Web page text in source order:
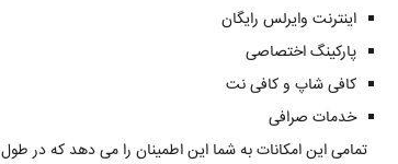
اینترنت وایرلس رایگان
پارکینگ اختصاصی
کافی شاپ و کافی نت
خدمات صرافی
تمامی این امکانات به شما این اطمینان را می دهد که در